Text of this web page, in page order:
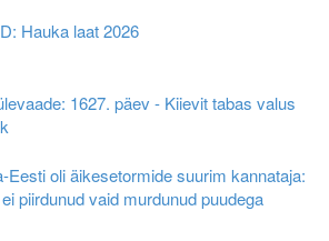
Hauka laat 2026
1627. päev - Kiievit tabas valus
Eesti oli äikesetormide suurim kannataja:
piirdunud vaid murdunud puudega